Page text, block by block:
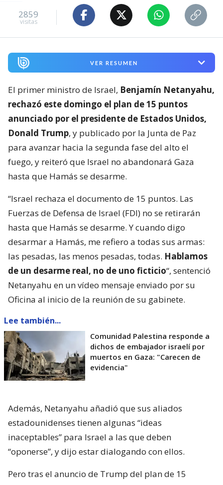
2859
visitas
VER RESUMEN
El primer ministro de Israel, Benjamín Netanyahu,
rechazó este domingo el plan de 15 puntos
anunciado por el presidente de Estados Unidos,
Donald Trump, y publicado por la Junta de Paz
para avanzar hacia la segunda fase del alto el
fuego, y reiteró que Israel no abandonará Gaza
hasta que Hamás se desarme.
“Israel rechaza el documento de 15 puntos. Las
Fuerzas de Defensa de Israel (FDI) no se retirarán
hasta que Hamás se desarme. Y cuando digo
desarmar a Hamás, me refiero a todas sus armas:
las pesadas, las menos pesadas, todas. Hablamos
de un desarme real, no de uno ficticio“, sentenció
Netanyahu en un vídeo mensaje enviado por su
Oficina al inicio de la reunión de su gabinete.
Lee también...
Comunidad Palestina responde a
dichos de embajador israelí por
muertos en Gaza: "Carecen de
evidencia"
Además, Netanyahu añadió que sus aliados
estadounidenses tienen algunas “ideas
inaceptables” para Israel a las que deben
“oponerse”, y dijo estar dialogando con ellos.
Pero tras el anuncio de Trump del plan de 15